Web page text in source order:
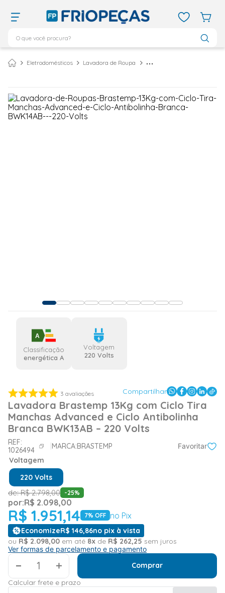
Eletrodomésticos Lavadora de Roupa
A
Classificação
energética A
Voltagem
220 Volts
3 avaliações Compartilhar
Lavadora Brastemp 13Kg com Ciclo Tira
Manchas Advanced e Ciclo Antibolinha
Branca BWK13AB – 220 Volts
REF:
1026494
MARCA:BRASTEMP Favoritar
Voltagem
220 Volts
de:R$ 2.798,00 -25%
por:R$ 2.098,00
R$ 1.951,14 7% OFF no Pix
EconomizeR$ 146,86no pix à vista
ou R$ 2.098,00 em até 8x de R$ 262,25 sem juros
Ver formas de parcelamento e pagamento
＋
Comprar
Calcular frete e prazo
1º ar condicionado 12000
3º ar condicionado
4º ar condicionado 18000